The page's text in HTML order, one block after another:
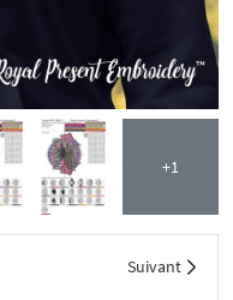
+1
Suivant